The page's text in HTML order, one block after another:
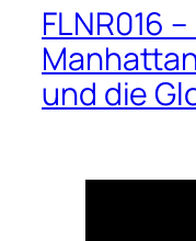
FLNR016
und die